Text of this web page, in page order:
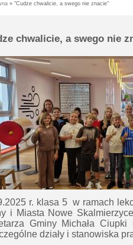
» "Cudze chwalicie, a swego nie znacie"
chwalicie, a swego nie
r. klasa 5 w ramach
i Miasta Nowe
Gminy Michała
działy i stanowiska